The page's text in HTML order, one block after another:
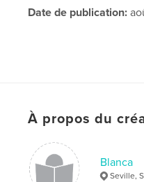
Date de publication:
À propos du
Blanca
Seville,